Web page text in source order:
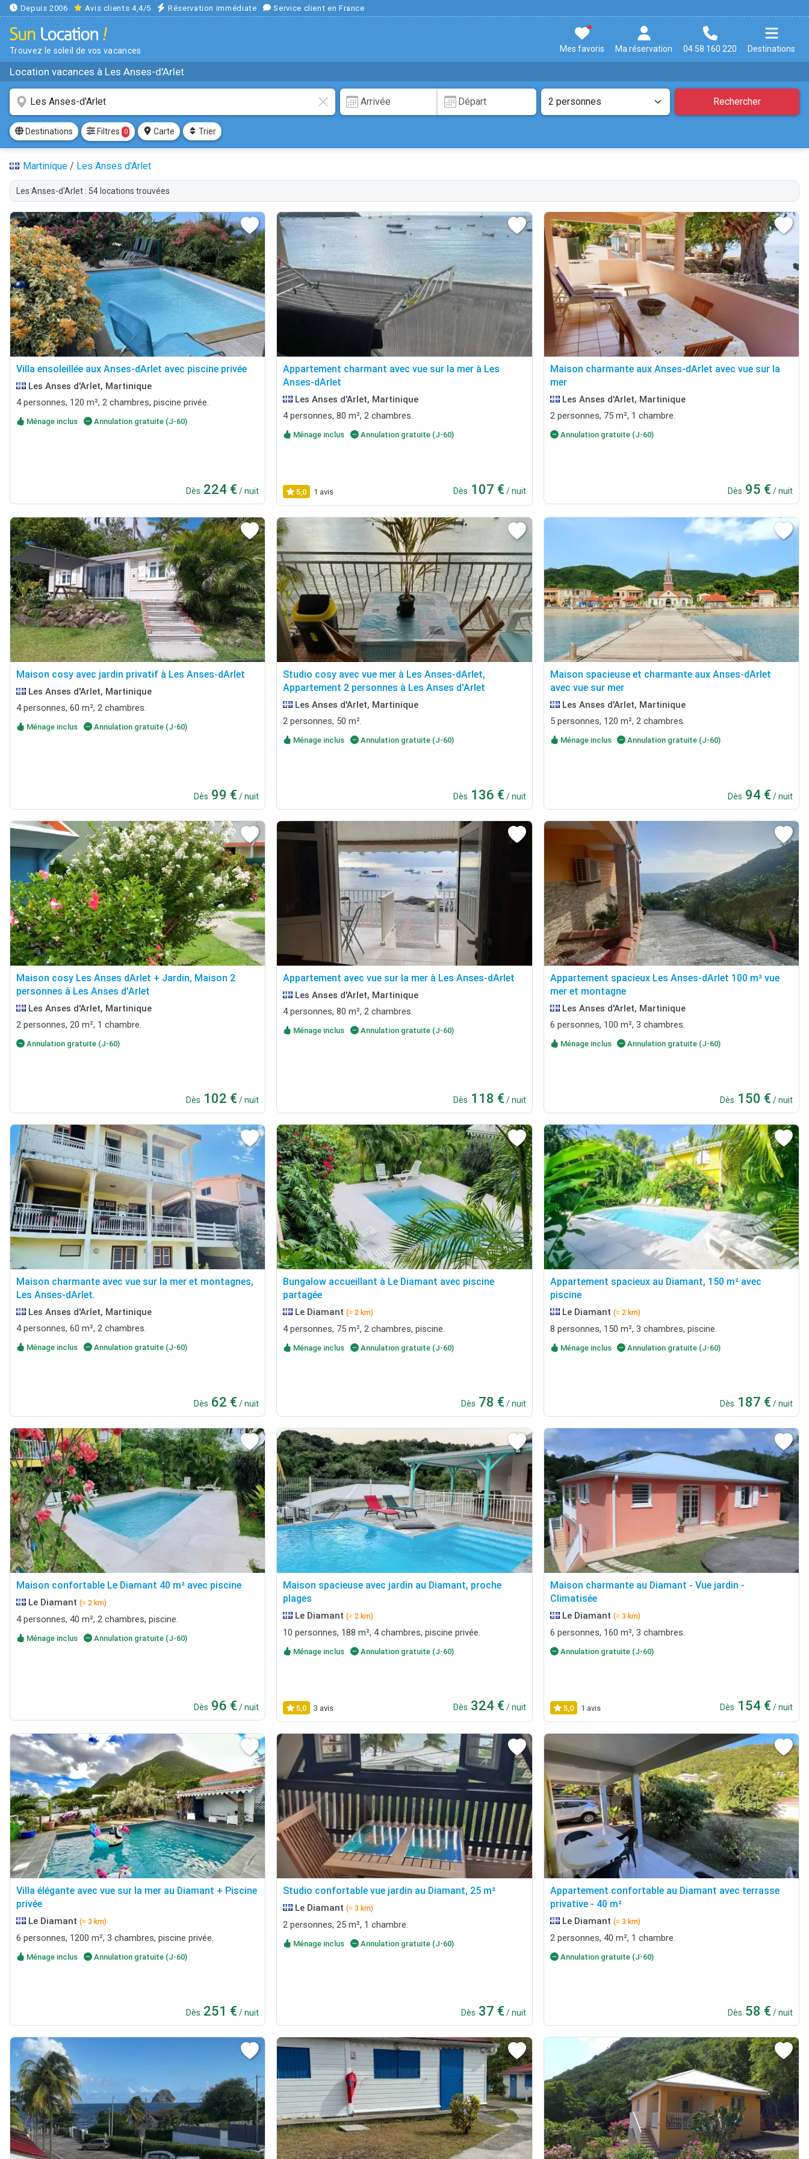
Depuis 2006 Avis clients 4,4/5 Réservation immédiate Service client en France
Trouvez le soleil de vos vacances Mes favoris Ma réservation 04 58 160 220 Destinations
Location vacances à Les Anses-d'Arlet
Rechercher
Destinations Filtres 0 Carte Trier
Martinique / Les Anses d'Arlet
Les Anses-d'Arlet : 54 locations trouvées
Villa ensoleillée aux Anses-dArlet avec piscine privée
Les Anses d'Arlet, Martinique
4 personnes, 120 m², 2 chambres, piscine privée.
Ménage inclus Annulation gratuite (J-60)
Dès 224 € / nuit
Appartement charmant avec vue sur la mer à Les
Anses-dArlet
Les Anses d'Arlet, Martinique
4 personnes, 80 m², 2 chambres.
Ménage inclus Annulation gratuite (J-60)
5,0 1 avis Dès 107 € / nuit
Maison charmante aux Anses-dArlet avec vue sur la
mer
Les Anses d'Arlet, Martinique
2 personnes, 75 m², 1 chambre.
Annulation gratuite (J-60)
Dès 95 € / nuit
Maison cosy avec jardin privatif à Les Anses-dArlet
Les Anses d'Arlet, Martinique
4 personnes, 60 m², 2 chambres.
Ménage inclus Annulation gratuite (J-60)
Dès 99 € / nuit
Studio cosy avec vue mer à Les Anses-dArlet,
Appartement 2 personnes à Les Anses d'Arlet
Les Anses d'Arlet, Martinique
2 personnes, 50 m².
Ménage inclus Annulation gratuite (J-60)
Dès 136 € / nuit
Maison spacieuse et charmante aux Anses-dArlet
avec vue sur mer
Les Anses d'Arlet, Martinique
5 personnes, 120 m², 2 chambres.
Ménage inclus Annulation gratuite (J-60)
Dès 94 € / nuit
Maison cosy Les Anses dArlet + Jardin, Maison 2
personnes à Les Anses d'Arlet
Les Anses d'Arlet, Martinique
2 personnes, 20 m², 1 chambre.
Annulation gratuite (J-60)
Dès 102 € / nuit
Appartement avec vue sur la mer à Les Anses-dArlet
Les Anses d'Arlet, Martinique
4 personnes, 80 m², 2 chambres.
Ménage inclus Annulation gratuite (J-60)
Dès 118 € / nuit
Appartement spacieux Les Anses-dArlet 100 m² vue
mer et montagne
Les Anses d'Arlet, Martinique
6 personnes, 100 m², 3 chambres.
Ménage inclus Annulation gratuite (J-60)
Dès 150 € / nuit
Maison charmante avec vue sur la mer et montagnes,
Les Anses-dArlet.
Les Anses d'Arlet, Martinique
4 personnes, 60 m², 2 chambres.
Ménage inclus Annulation gratuite (J-60)
Dès 62 € / nuit
Bungalow accueillant à Le Diamant avec piscine
partagée
Le Diamant(≈ 2 km)
4 personnes, 75 m², 2 chambres, piscine.
Ménage inclus Annulation gratuite (J-60)
Dès 78 € / nuit
Appartement spacieux au Diamant, 150 m² avec
piscine
Le Diamant (≈ 2 km)
8 personnes, 150 m², 3 chambres, piscine.
Ménage inclus Annulation gratuite (J-60)
Dès 187 € / nuit
Maison confortable Le Diamant 40 m² avec piscine
Le Diamant (≈ 2 km)
4 personnes, 40 m², 2 chambres, piscine.
Ménage inclus Annulation gratuite (J-60)
Dès 96 € / nuit
Maison spacieuse avec jardin au Diamant, proche
plages
Le Diamant(≈ 2 km)
10 personnes, 188 m², 4 chambres, piscine privée.
Ménage inclus Annulation gratuite (J-60)
5,0 3 avis Dès 324 € / nuit
Maison charmante au Diamant - Vue jardin -
Climatisée
Le Diamant (≈ 3 km)
6 personnes, 160 m², 3 chambres.
Annulation gratuite (J-60)
5,0 1 avis Dès 154 € / nuit
Villa élégante avec vue sur la mer au Diamant + Piscine
privée
Le Diamant (≈ 3 km)
6 personnes, 1200 m², 3 chambres, piscine privée.
Ménage inclus Annulation gratuite (J-60)
Dès 251 € / nuit
Studio confortable vue jardin au Diamant, 25 m²
Le Diamant(≈ 3 km)
2 personnes, 25 m², 1 chambre.
Ménage inclus Annulation gratuite (J-60)
Dès 37 € / nuit
Appartement confortable au Diamant avec terrasse
privative - 40 m²
Le Diamant (≈ 3 km)
2 personnes, 40 m², 1 chambre.
Annulation gratuite (J-60)
Dès 58 € / nuit